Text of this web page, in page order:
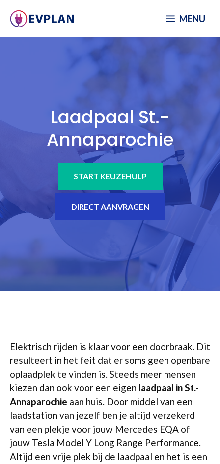
naar
MENU
Laadpaal St.-
Annaparochie
START KEUZEHULP
DIRECT AANVRAGEN
Elektrisch rijden is klaar voor een doorbraak. Dit
resulteert in het feit dat er soms geen openbare
oplaadplek te vinden is. Steeds meer mensen
kiezen dan ook voor een eigen laadpaal in St.-
Annaparochie aan huis. Door middel van een
laadstation van jezelf ben je altijd verzekerd
van een plekje voor jouw Mercedes EQA of
jouw Tesla Model Y Long Range Performance.
Altijd een vrije plek bij de laadpaal en het is een